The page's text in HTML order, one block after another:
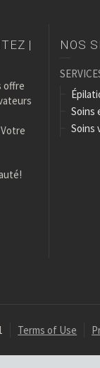
|
offre
NOS
Soins
Soins
Terms of Use